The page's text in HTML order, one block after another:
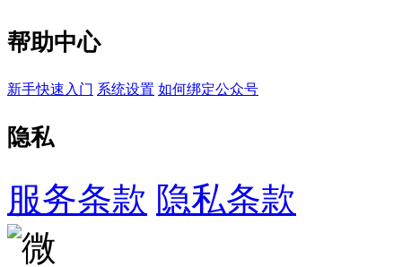
帮助中心
新手快速入门 系统设置 如何绑定公众号
隐私
服务条款 隐私条款